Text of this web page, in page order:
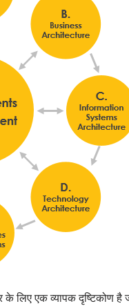
के लिए एक व्यापक दृष्टिकोण